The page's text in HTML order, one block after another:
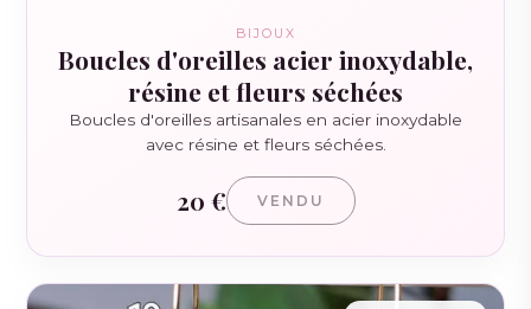
BIJOUX
Boucles d'oreilles acier inoxydable,
résine et fleurs séchées
Boucles d'oreilles artisanales en acier inoxydable
avec résine et fleurs séchées.
20 € VENDU